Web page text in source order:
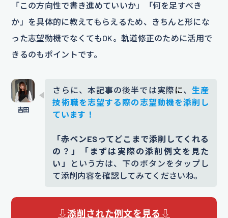
「この方向性で書き進めていいか」「何を足すべき
か」を具体的に教えてもらえるため、きちんと形にな
った志望動機でなくてもOK。軌道修正のために活用で
きるのもポイントです。
さらに、本記事の後半では実際 に、生産
技術職を志望する際の志望動機を添削し
ています！
「赤ペンESってどこまで添削してくれる
の？」「まずは実際の添削例文を見た
い」
という方は、下のボタンをタップし
て添削内容を確認してみてくださいね。
⇩添削された例文を見る⇩